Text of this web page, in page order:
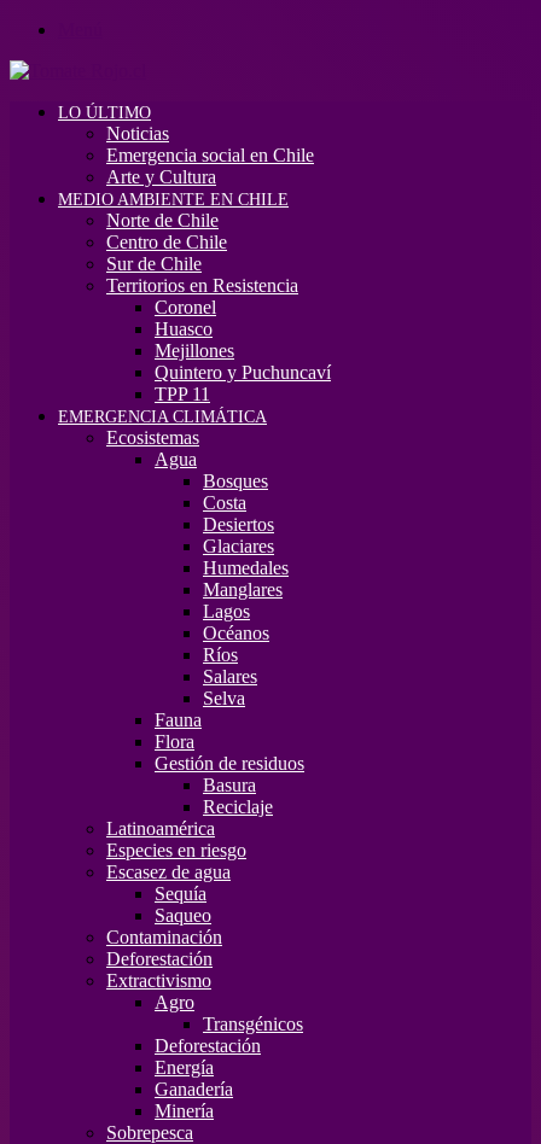
LO ÚLTIMO
Noticias
Emergencia social en Chile
Arte y Cultura
MEDIO AMBIENTE EN CHILE
Norte de Chile
Centro de Chile
Sur de Chile
Territorios en Resistencia
Coronel
Huasco
Mejillones
Quintero y Puchuncaví
TPP 11
EMERGENCIA CLIMÁTICA
Ecosistemas
Agua
Bosques
Costa
Desiertos
Glaciares
Humedales
Manglares
Lagos
Océanos
Ríos
Salares
Selva
Fauna
Flora
Gestión de residuos
Basura
Reciclaje
Latinoamérica
Especies en riesgo
Escasez de agua
Sequía
Saqueo
Contaminación
Deforestación
Extractivismo
Agro
Transgénicos
Deforestación
Energía
Ganadería
Minería
Sobrepesca